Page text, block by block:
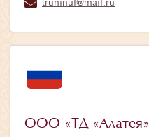
truninul@mail.ru
ООО «ТД «Алатея»